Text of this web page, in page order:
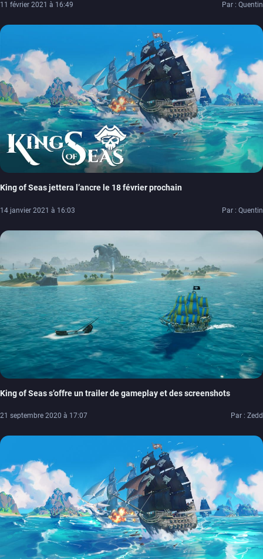
11 février 2021 à 16:49 Par : Quentin
King of Seas jettera l’ancre le 18 février prochain
14 janvier 2021 à 16:03 Par : Quentin
King of Seas s’offre un trailer de gameplay et des screenshots
21 septembre 2020 à 17:07 Par : Zedd